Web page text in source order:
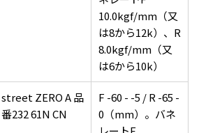
10.0kgf/mm（又
は8から12k）、R
8.0kgf/mm（又
は6から10k）
street ZERO A 品
番232 61N CN
F -60 - -5 / R -65 -
0（mm）。バネ